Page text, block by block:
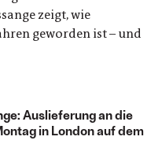
zeigt, wie
geworden ist – und
Auslieferung an die
in London auf dem